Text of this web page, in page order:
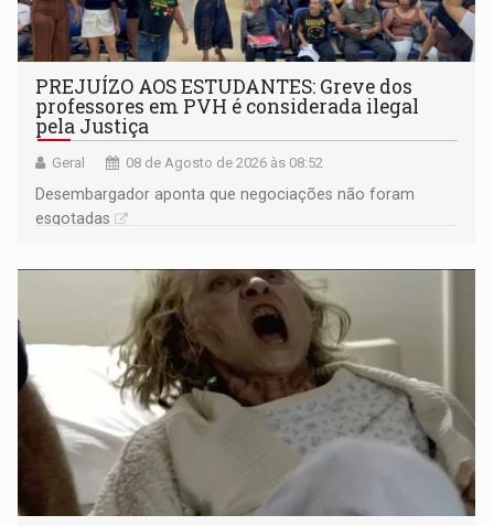
PREJUÍZO AOS ESTUDANTES: Greve dos
professores em PVH é considerada ilegal
pela Justiça
Geral 08 de Agosto de 2026 às 08:52
Desembargador aponta que negociações não foram
esgotadas